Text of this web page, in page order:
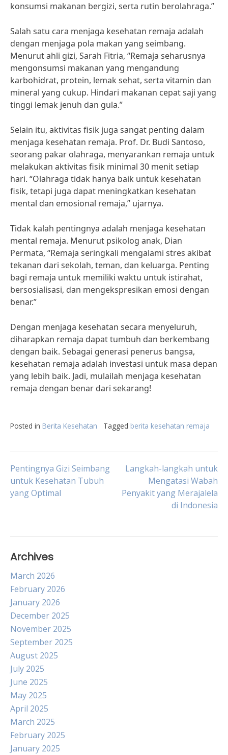
konsumsi makanan bergizi, serta rutin berolahraga.”
Salah satu cara menjaga kesehatan remaja adalah
dengan menjaga pola makan yang seimbang.
Menurut ahli gizi, Sarah Fitria, “Remaja seharusnya
mengonsumsi makanan yang mengandung
karbohidrat, protein, lemak sehat, serta vitamin dan
mineral yang cukup. Hindari makanan cepat saji yang
tinggi lemak jenuh dan gula.”
Selain itu, aktivitas fisik juga sangat penting dalam
menjaga kesehatan remaja. Prof. Dr. Budi Santoso,
seorang pakar olahraga, menyarankan remaja untuk
melakukan aktivitas fisik minimal 30 menit setiap
hari. “Olahraga tidak hanya baik untuk kesehatan
fisik, tetapi juga dapat meningkatkan kesehatan
mental dan emosional remaja,” ujarnya.
Tidak kalah pentingnya adalah menjaga kesehatan
mental remaja. Menurut psikolog anak, Dian
Permata, “Remaja seringkali mengalami stres akibat
tekanan dari sekolah, teman, dan keluarga. Penting
bagi remaja untuk memiliki waktu untuk istirahat,
bersosialisasi, dan mengekspresikan emosi dengan
benar.”
Dengan menjaga kesehatan secara menyeluruh,
diharapkan remaja dapat tumbuh dan berkembang
dengan baik. Sebagai generasi penerus bangsa,
kesehatan remaja adalah investasi untuk masa depan
yang lebih baik. Jadi, mulailah menjaga kesehatan
remaja dengan benar dari sekarang!
Posted in Berita Kesehatan Tagged berita kesehatan remaja
Post
navigation
Pentingnya Gizi Seimbang
untuk Kesehatan Tubuh
yang Optimal
Langkah-langkah untuk
Mengatasi Wabah
Penyakit yang Merajalela
di Indonesia
Archives
March 2026
February 2026
January 2026
December 2025
November 2025
September 2025
August 2025
July 2025
June 2025
May 2025
April 2025
March 2025
February 2025
January 2025